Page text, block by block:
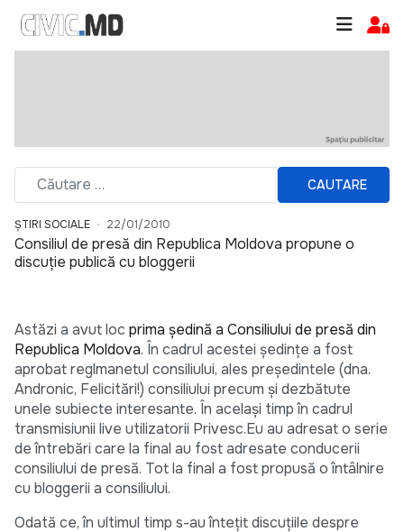
CAUTARE
ȘTIRI SOCIALE 22/01/2010
Consiliul de presă din Republica Moldova propune o
discuție publică cu bloggerii
Astăzi a avut loc prima ședință a Consiliului de presă din
Republica Moldova. În cadrul acestei ședințe a fost
aprobat reglmanetul consiliului, ales președintele (dna.
Andronic, Felicitări!) consiliului precum și dezbătute
unele subiecte interesante. În același timp în cadrul
transmisiunii live utilizatorii Privesc.Eu au adresat o serie
de întrebări care la final au fost adresate conducerii
consiliului de presă. Tot la final a fost propusă o întâlnire
cu bloggerii a consiliului.
Odată ce, în ultimul timp s-au întețit discuțiile despre